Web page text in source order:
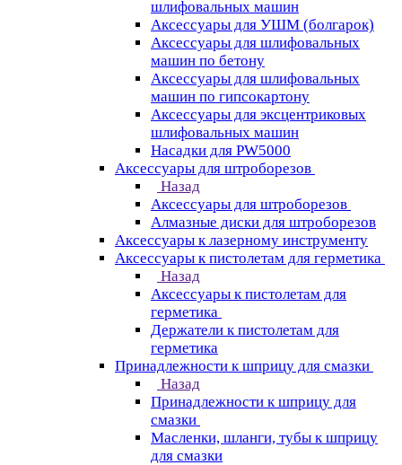
шлифовальных машин
Аксессуары для УШМ (болгарок)
Аксессуары для шлифовальных
машин по бетону
Аксессуары для шлифовальных
машин по гипсокартону
Аксессуары для эксцентриковых
шлифовальных машин
Насадки для PW5000
Аксессуары для штроборезов
Назад
Аксессуары для штроборезов
Алмазные диски для штроборезов
Аксессуары к лазерному инструменту
Аксессуары к пистолетам для герметика
Назад
Аксессуары к пистолетам для
герметика
Держатели к пистолетам для
герметика
Принадлежности к шприцу для смазки
Назад
Принадлежности к шприцу для
смазки
Масленки, шланги, тубы к шприцу
для смазки